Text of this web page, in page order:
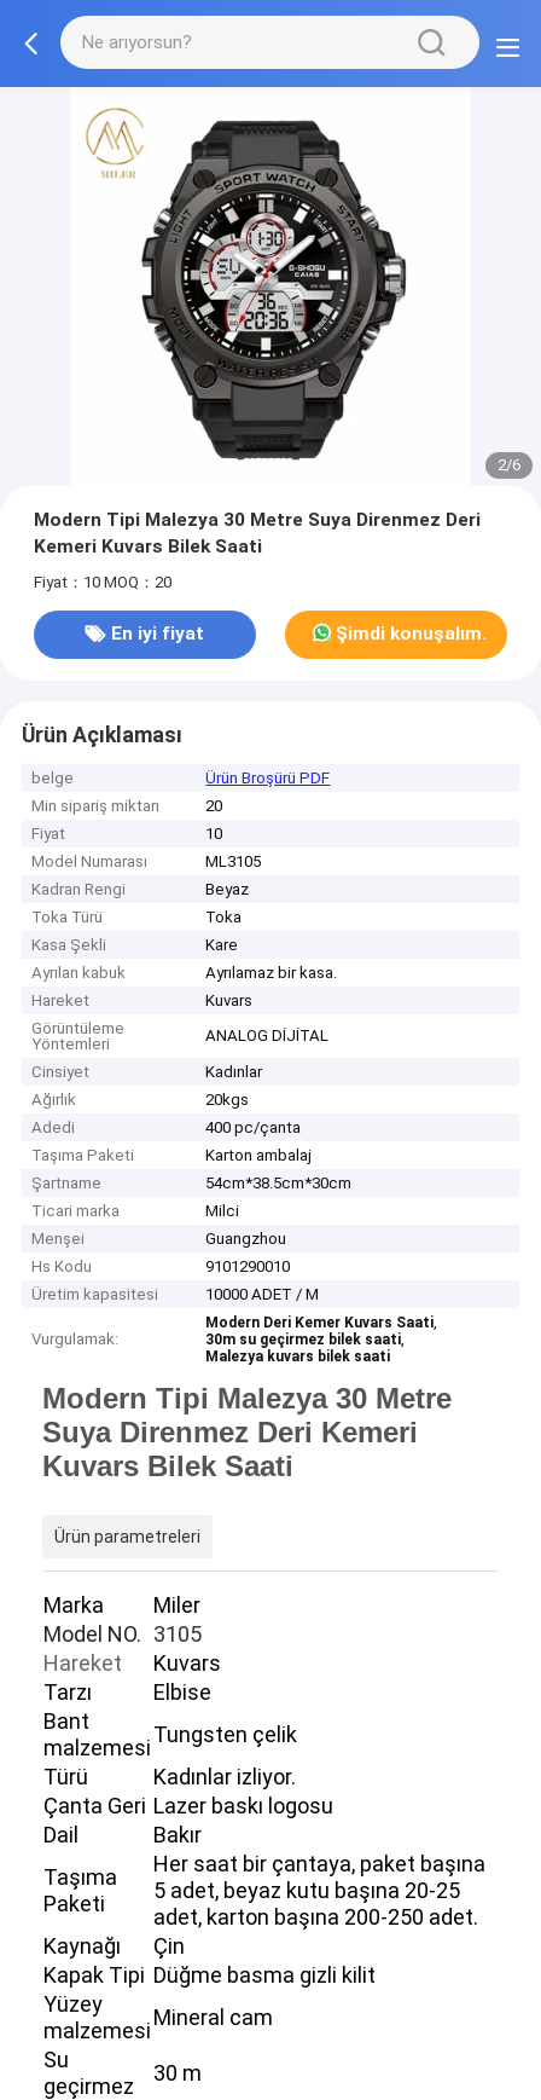
2/6
Modern Tipi Malezya 30 Metre Suya Direnmez Deri
Kemeri Kuvars Bilek Saati
Fiyat：10 MOQ：20
En iyi fiyat Şimdi konuşalım.
Ürün Açıklaması
belge
Ürün Broşürü PDF
Min sipariş miktarı
20
Fiyat
10
Model Numarası
ML3105
Kadran Rengi
Beyaz
Toka Türü
Toka
Kasa Şekli
Kare
Ayrılan kabuk
Ayrılamaz bir kasa.
Hareket
Kuvars
Görüntüleme
Yöntemleri
ANALOG DİJİTAL
Cinsiyet
Kadınlar
Ağırlık
20kgs
Adedi
400 pc/çanta
Taşıma Paketi
Karton ambalaj
Şartname
54cm*38.5cm*30cm
Ticari marka
Milci
Menşei
Guangzhou
Hs Kodu
9101290010
Üretim kapasitesi
10000 ADET / M
Vurgulamak:
Modern Deri Kemer Kuvars Saati,
30m su geçirmez bilek saati,
Malezya kuvars bilek saati
Modern Tipi Malezya 30 Metre
Suya Direnmez Deri Kemeri
Kuvars Bilek Saati
Ürün parametreleri
Marka
Miler
Model NO. 3105
Hareket
Kuvars
Tarzı
Elbise
Bant
malzemesi
Tungsten çelik
Türü
Kadınlar izliyor.
Çanta Geri Lazer baskı logosu
Dail
Bakır
Taşıma
Paketi
Her saat bir çantaya, paket başına
5 adet, beyaz kutu başına 20-25
adet, karton başına 200-250 adet.
Kaynağı
Çin
Kapak Tipi Düğme basma gizli kilit
Yüzey
malzemesi
Mineral cam
Su
geçirmez
30 m